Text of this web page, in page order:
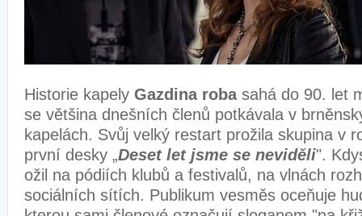
Historie kapely Gazdina robasahá do 90. let
se většina dnešních členů potkávala v
kapelách. Svůj velký restart prožila skupina v
první desky „Deset let jsme se neviděli".
ožil na pódiích klubů a festivalů, na vlnách
sociálních sítích. Publikum vesměs oceňuje